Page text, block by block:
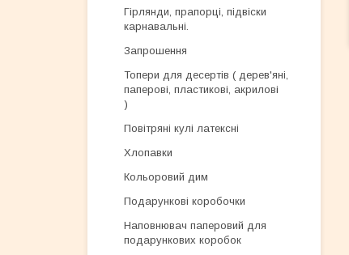
Гірлянди, прапорці, підвіски
карнавальні.
Запрошення
Топери для десертів ( дерев'яні,
паперові, пластикові, акрилові
)
Повітряні кулі латексні
Хлопавки
Кольоровий дим
Подарункові коробочки
Наповнювач паперовий для
подарункових коробок